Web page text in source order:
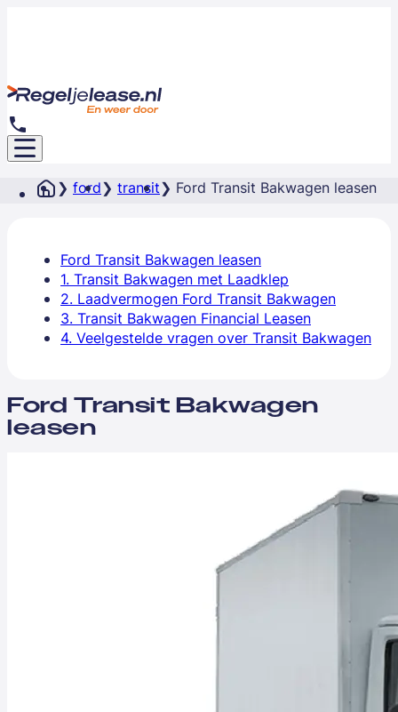
ford transit Ford Transit Bakwagen leasen
Ford Transit Bakwagen leasen
1. Transit Bakwagen met Laadklep
2. Laadvermogen Ford Transit Bakwagen
3. Transit Bakwagen Financial Leasen
4. Veelgestelde vragen over Transit Bakwagen
Ford Transit Bakwagen
leasen